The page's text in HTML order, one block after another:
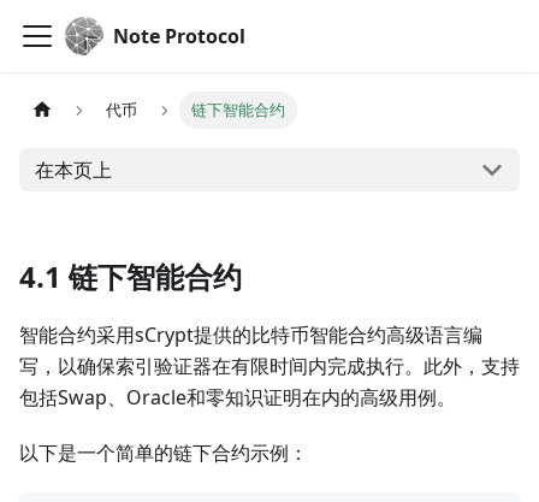
Note Protocol
代币 链下智能合约
在本页上
4.1 链下智能合约
智能合约采用sCrypt提供的比特币智能合约高级语言编
写，以确保索引验证器在有限时间内完成执行。此外，支持
包括Swap、Oracle和零知识证明在内的高级用例。
以下是一个简单的链下合约示例：